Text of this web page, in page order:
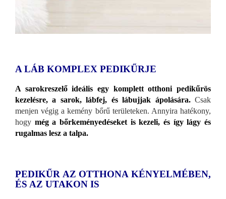
A LÁB KOMPLEX PEDIKŰRJE
A sarokreszelő ideális egy komplett otthoni pedikűrös
kezelésre, a sarok, lábfej, és lábujjak ápolására.Csak
menjen végig a kemény bőrű területeken. Annyira hatékony,
hogy még a bőrkeményedéseket is kezeli, és így lágy és
rugalmas lesz a talpa.
PEDIKŰR AZ OTTHONA KÉNYELMÉBEN,
ÉS AZ UTAKON IS